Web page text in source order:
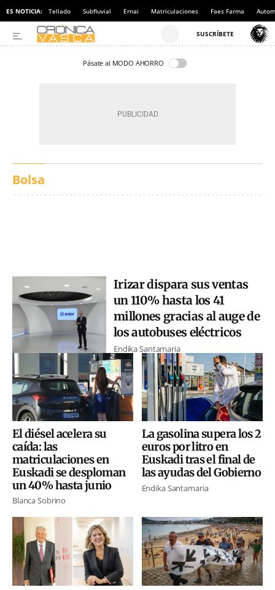
ES NOTICIA: Tellado Subfluvial Ernai Matriculaciones Faes Farma
Pásate al MODO AHORRO
Bolsa
Irizar dispara sus ventas
un 110% hasta los 41
millones gracias al auge de
los autobuses eléctricos
Endika Santamaria
El diésel acelera su
caída: las
matriculaciones en
Euskadi se desploman
un 40% hasta junio
Blanca Sobrino
La gasolina supera los 2
euros por litro en
Euskadi tras el final de
las ayudas del Gobierno
Endika Santamaria